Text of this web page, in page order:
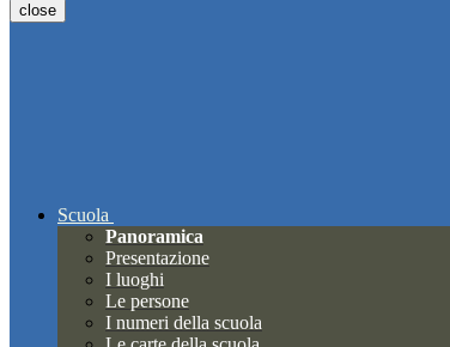
close
Scuola
Panoramica
Presentazione
I luoghi
Le persone
I numeri della scuola